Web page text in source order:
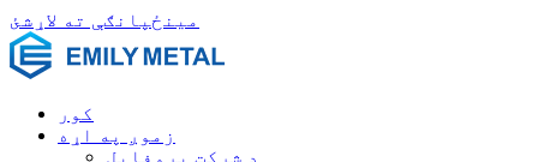
مینځپانګې ته لاړشئ
کور
زموږ په اړه
د شرکت پروفایل